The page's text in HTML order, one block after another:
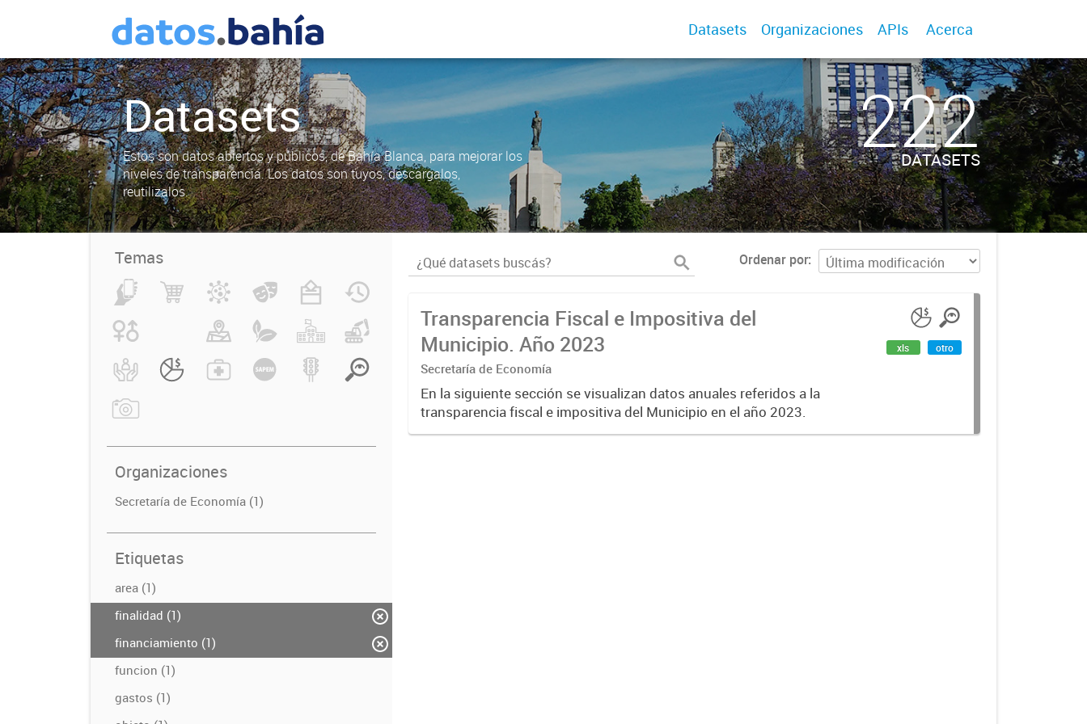
Datasets Organizaciones APIs Acerca
Datasets
Estos son datos abiertos y públicos, de Bahía Blanca, para mejorar los
niveles de transparencia. Los datos son tuyos, descargalos,
reutilizalos.
222
DATASETS
Temas
Organizaciones
Secretaría de Economía (1)
Etiquetas
area (1)
finalidad (1)
financiamiento (1)
funcion (1)
gastos (1)
Ordenar por
Transparencia Fiscal e Impositiva del
Municipio. Año 2023
Secretaría de Economía
En la siguiente sección se visualizan datos anuales referidos a la
transparencia fiscal e impositiva del Municipio en el año 2023.
xls otro